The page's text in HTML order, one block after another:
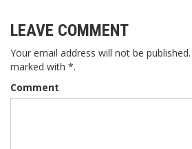
LEAVE COMMENT
Your email address will not be
marked with *.
Comment